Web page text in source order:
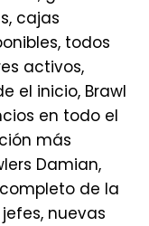
cajas
todos
activos,
el inicio, Brawl
en todo el
más
Damian,
de la
nuevas